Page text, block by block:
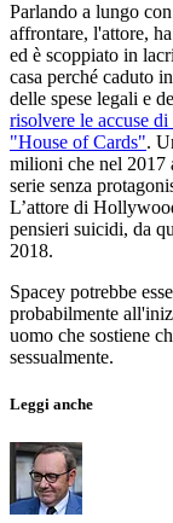
Parlando a lungo
affrontare, l'attore,
ed è scoppiato in
casa perché caduto
delle spese legali e
risolvere le accuse
"House of Cards".
milioni che nel 2017
serie senza
L’attore di
pensieri suicidi, da
2018.
Spacey potrebbe
probabilmente
uomo che sostiene
sessualmente.
Leggi anche